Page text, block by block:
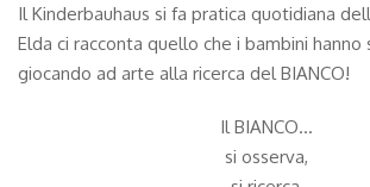
Il Kinderbauhaus si fa pratica quotidiana
Elda ci racconta quello che i bambini hanno
giocando ad arte alla ricerca del BIANCO!
Il BIANCO…
si osserva,